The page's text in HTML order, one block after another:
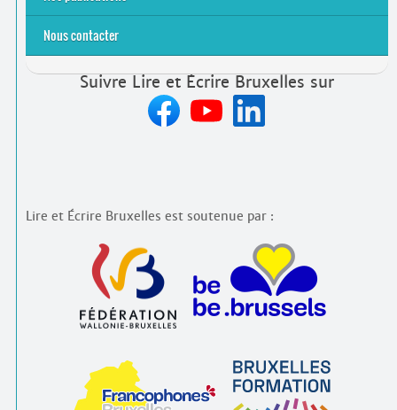
Nous contacter
Suivre Lire et Écrire Bruxelles sur
Lire et Écrire Bruxelles est soutenue par :